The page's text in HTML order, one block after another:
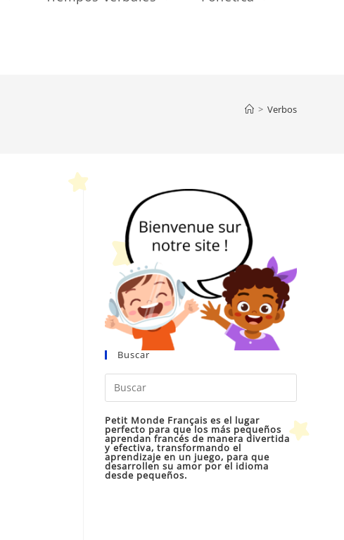
> Verbos
Buscar
Escape
cerrar
Petit Monde Français es el lugar
perfecto para que los más pequeños
aprendan francés de manera divertida
y efectiva, transformando el
aprendizaje en un juego, para que
desarrollen su amor por el idioma
desde pequeños.